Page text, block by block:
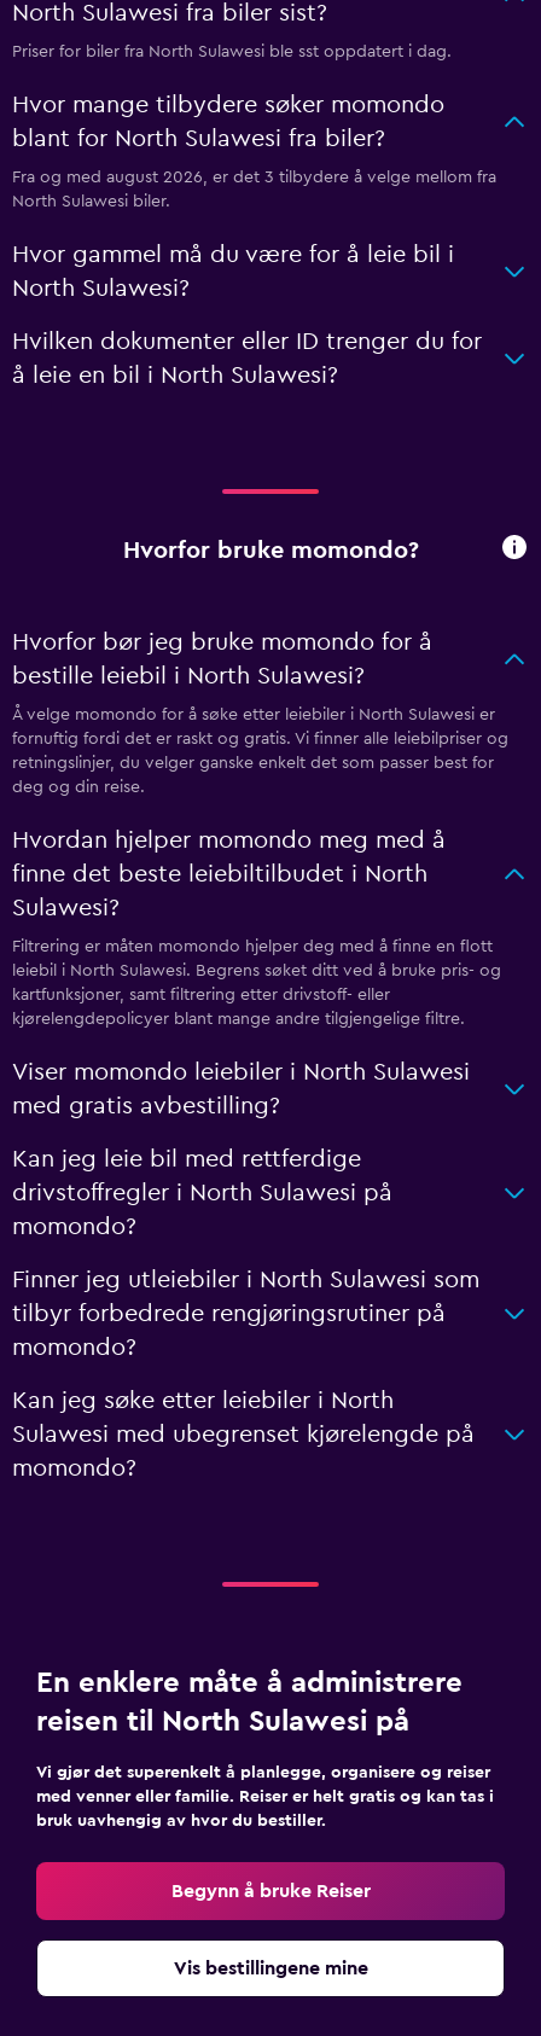
North Sulawesi fra biler sist?
Priser for biler fra North Sulawesi ble sst oppdatert i dag.
Hvor mange tilbydere søker momondo
blant for North Sulawesi fra biler?
Fra og med august 2026, er det 3 tilbydere å velge mellom fra
North Sulawesi biler.
Hvor gammel må du være for å leie bil i
North Sulawesi?
Hvilken dokumenter eller ID trenger du for
å leie en bil i North Sulawesi?
Hvorfor bruke momondo?
Hvorfor bør jeg bruke momondo for å
bestille leiebil i North Sulawesi?
Å velge momondo for å søke etter leiebiler i North Sulawesi er
fornuftig fordi det er raskt og gratis. Vi finner alle leiebilpriser og
retningslinjer, du velger ganske enkelt det som passer best for
deg og din reise.
Hvordan hjelper momondo meg med å
finne det beste leiebiltilbudet i North
Sulawesi?
Filtrering er måten momondo hjelper deg med å finne en flott
leiebil i North Sulawesi. Begrens søket ditt ved å bruke pris- og
kartfunksjoner, samt filtrering etter drivstoff- eller
kjørelengdepolicyer blant mange andre tilgjengelige filtre.
Viser momondo leiebiler i North Sulawesi
med gratis avbestilling?
Kan jeg leie bil med rettferdige
drivstoffregler i North Sulawesi på
momondo?
Finner jeg utleiebiler i North Sulawesi som
tilbyr forbedrede rengjøringsrutiner på
momondo?
Kan jeg søke etter leiebiler i North
Sulawesi med ubegrenset kjørelengde på
momondo?
En enklere måte å administrere
reisen til North Sulawesi på
Vi gjør det superenkelt å planlegge, organisere og reiser
med venner eller familie. Reiser er helt gratis og kan tas i
bruk uavhengig av hvor du bestiller.
Begynn å bruke Reiser
Vis bestillingene mine